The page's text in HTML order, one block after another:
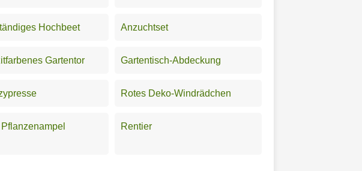
Hochbeet Anzuchtset
Gartentor Gartentisch-Abdeckung
Rotes Deko-Windrädchen
Rentier